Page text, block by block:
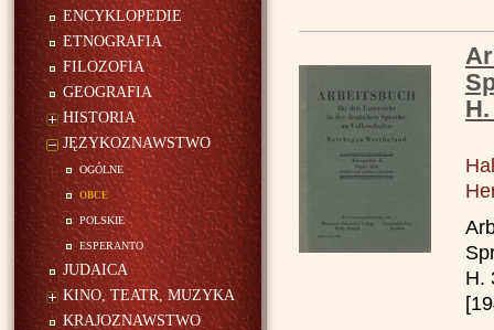
ENCYKLOPEDIE
ETNOGRAFIA
FILOZOFIA
GEOGRAFIA
HISTORIA
JĘZYKOZNAWSTWO
ogólne
obce
polskie
esperanto
JUDAICA
KINO, TEATR, MUZYKA
KRAJOZNAWSTWO
H.